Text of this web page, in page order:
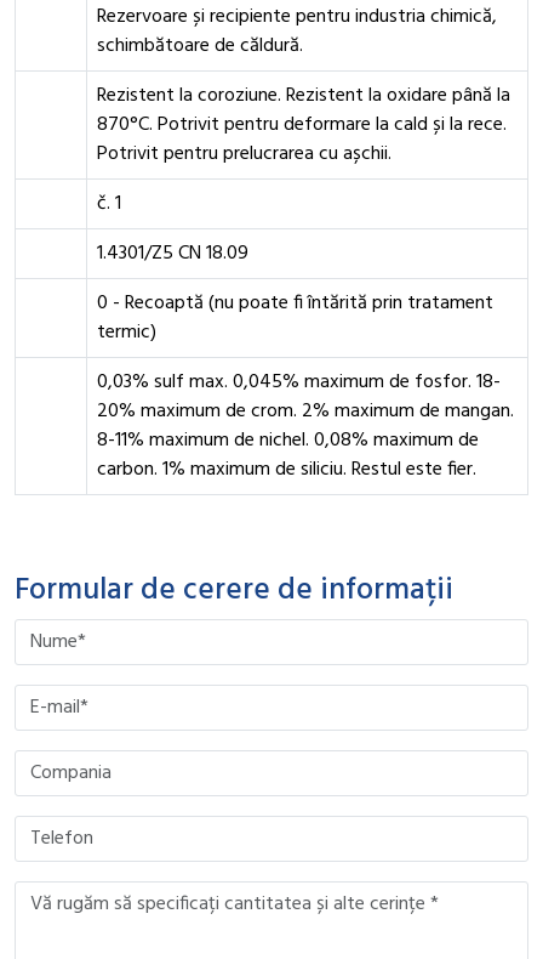
Rezervoare și recipiente pentru industria chimică,
schimbătoare de căldură.
Rezistent la coroziune. Rezistent la oxidare până la
870°C. Potrivit pentru deformare la cald și la rece.
Potrivit pentru prelucrarea cu așchii.
č. 1
1.4301/Z5 CN 18.09
0 - Recoaptă (nu poate fi întărită prin tratament
termic)
0,03% sulf max. 0,045% maximum de fosfor. 18-
20% maximum de crom. 2% maximum de mangan.
8-11% maximum de nichel. 0,08% maximum de
carbon. 1% maximum de siliciu. Restul este fier.
Formular de cerere de informații
Please leave this field empty.
Please leave this field empty.
Please leave this field empty.
Please leave this field empty.